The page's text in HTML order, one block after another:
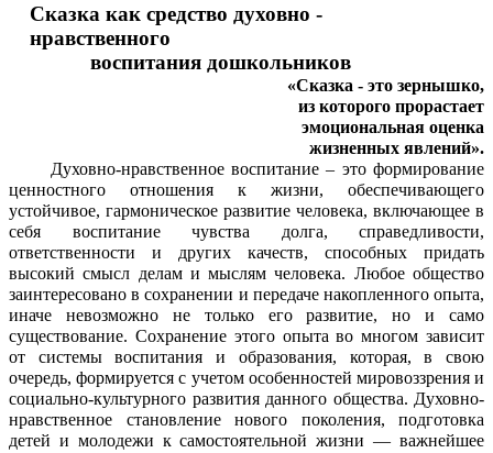
Сказка как средство духовно -
нравственного
воспитания дошкольников
«Сказка - это зернышко,
из которого прорастает
эмоциональная оценка
жизненных явлений».
Духовно-нравственное воспитание – это формирование
ценностного отношения к жизни, обеспечивающего
устойчивое, гармоническое развитие человека, включающее в
себя воспитание чувства долга, справедливости,
ответственности и других качеств, способных придать
высокий смысл делам и мыслям человека. Любое общество
заинтересовано в сохранении и передаче накопленного опыта,
иначе невозможно не только его развитие, но и само
существование. Сохранение этого опыта во многом зависит
от системы воспитания и образования, которая, в свою
очередь, формируется с учетом особенностей мировоззрения и
социально-культурного развития данного общества. Духовно-
нравственное становление нового поколения, подготовка
детей и молодежи к самостоятельной жизни — важнейшее